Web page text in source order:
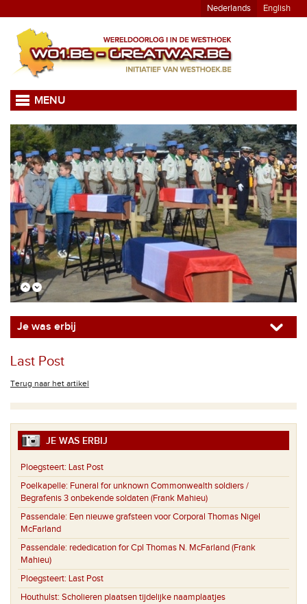
Nederlands English
MENU
Je was erbij
Last Post
Terug naar het artikel
JE WAS ERBIJ
Ploegsteert: Last Post
Poelkapelle: Funeral for unknown Commonwealth soldiers /
Begrafenis 3 onbekende soldaten (Frank Mahieu)
Passendale: Een nieuwe grafsteen voor Corporal Thomas Nigel
McFarland
Passendale: rededication for Cpl Thomas N. McFarland (Frank
Mahieu)
Ploegsteert: Last Post
Houthulst: Scholieren plaatsen tijdelijke naamplaatjes